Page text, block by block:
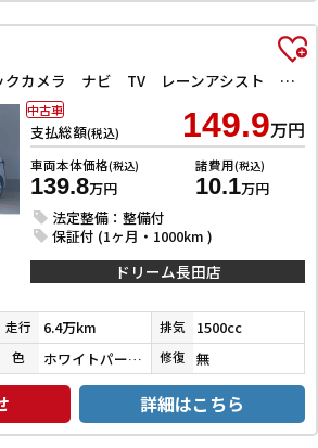
G クエロ ETC バックカメラ ナビ TV レーンアシスト 衝突被害軽減システム 両側電動スライドドア オートマチックハイビーム オートライト LEDヘッドランプ スマートキー アイドリングストップ
支払総額(税込) 149.9万円
車両本体価格(税込)
139.8万円
諸費用(税込)
10.1万円
法定整備：整備付
保証付 (1ヶ月・1000km )
中古車
ドリーム長田店
走行 6.4万km 排気 1500cc
色 ホワイトパールクリスタルシャイン 修復 無
詳細はこちら